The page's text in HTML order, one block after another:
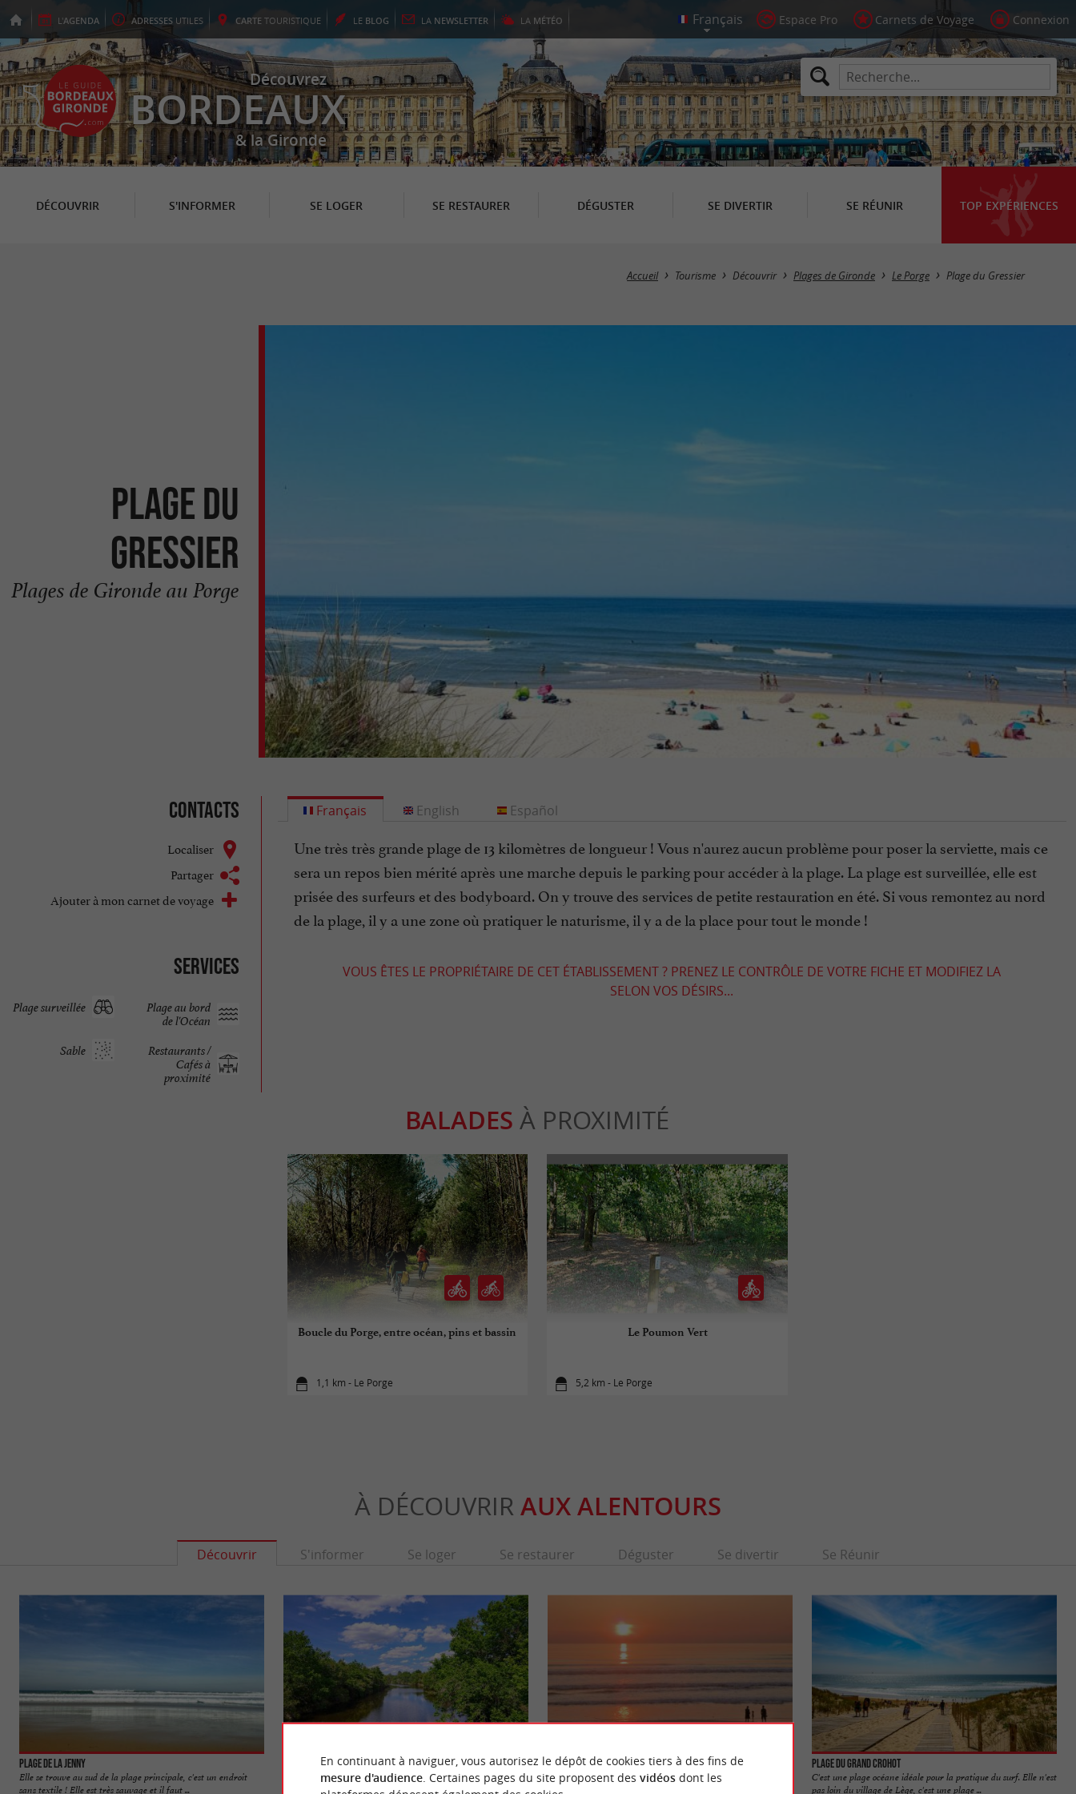
L'AGENDA ADRESSES UTILES CARTE TOURISTIQUE LE BLOG LA NEWSLETTER LA MÉTÉO Espace Pro Carnets de Voyage Connexion
Découvrez
BORDEAUX
& la Gironde
DÉCOUVRIR S'INFORMER SE LOGER SE RESTAURER DÉGUSTER SE DIVERTIR SE RÉUNIR TOP EXPÉRIENCES
Accueil Tourisme Découvrir Plages de Gironde Le Porge Plage du Gressier
Plage du
Gressier
Plages de Gironde au Porge
Contacts
Localiser
Partager
Ajouter à mon carnet de voyage
Services
Plage au bord
de l'Océan
Plage surveillée
Restaurants /
Cafés à
proximité
Sable
Français
Une très très grande plage de 13 kilomètres de longueur ! Vous n'aurez aucun problème pour poser la serviette, mais ce
sera un repos bien mérité après une marche depuis le parking pour accéder à la plage. La plage est surveillée, elle est
prisée des surfeurs et des bodyboard. On y trouve des services de petite restauration en été. Si vous remontez au nord
de la plage, il y a une zone où pratiquer le naturisme, il y a de la place pour tout le monde !
VOUS ÊTES LE PROPRIÉTAIRE DE CET ÉTABLISSEMENT ? PRENEZ LE CONTRÔLE DE VOTRE FICHE ET MODIFIEZ LA
SELON VOS DÉSIRS...
English Español
BALADES À PROXIMITÉ
Boucle du Porge, entre océan, pins et bassin
1,1 km - Le Porge
Le Poumon Vert
5,2 km - Le Porge
À DÉCOUVRIR AUX ALENTOURS
Découvrir S'informer Se loger Se restaurer Déguster Se divertir Se Réunir
Plage de la Jenny
Elle se trouve au sud de la plage principale, c'est un endroit
sans textile ! Elle est très sauvage et il faut ...
Le canal du Porge
Le Canal du Porge est aussi appelé le « Canal des Étangs ». Il
relie l’Étang de Lacanau au Bassin ...
Plage Lion
La plage la plus éloignée du centre ville, elle n'est pas facile
d'accès et c'est pour cela qu'on y est vraiment ...
Plage du Grand Crohot
C'est une plage océane idéale pour la pratique du surf. Elle n'est
pas loin du village de Lège, c'est une plage ...
En continuant à naviguer, vous autorisez le dépôt de cookies tiers à des fins de
mesure d'audience. Certaines pages du site proposent des vidéosdont les